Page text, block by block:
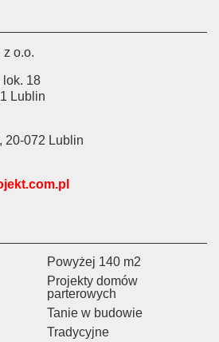
Powyżej 140 m2
Projekty domów
parterowych
Tanie w budowie
Tradycyjne
o.o.
lok. 18
Lublin
20-072 Lublin